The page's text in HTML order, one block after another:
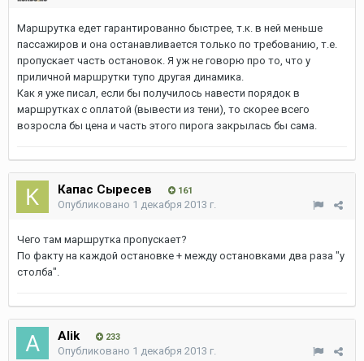
Маршрутка едет гарантированно быстрее, т.к. в ней меньше
пассажиров и она останавливается только по требованию, т.е.
пропускает часть остановок. Я уж не говорю про то, что у
приличной маршрутки тупо другая динамика.
Как я уже писал, если бы получилось навести порядок в
маршрутках с оплатой (вывести из тени), то скорее всего
возросла бы цена и часть этого пирога закрылась бы сама.
Капас Сыресев 161
Опубликовано 1 декабря 2013 г.
Чего там маршрутка пропускает?
По факту на каждой остановке + между остановками два раза "у
столба".
Alik 233
Опубликовано 1 декабря 2013 г.